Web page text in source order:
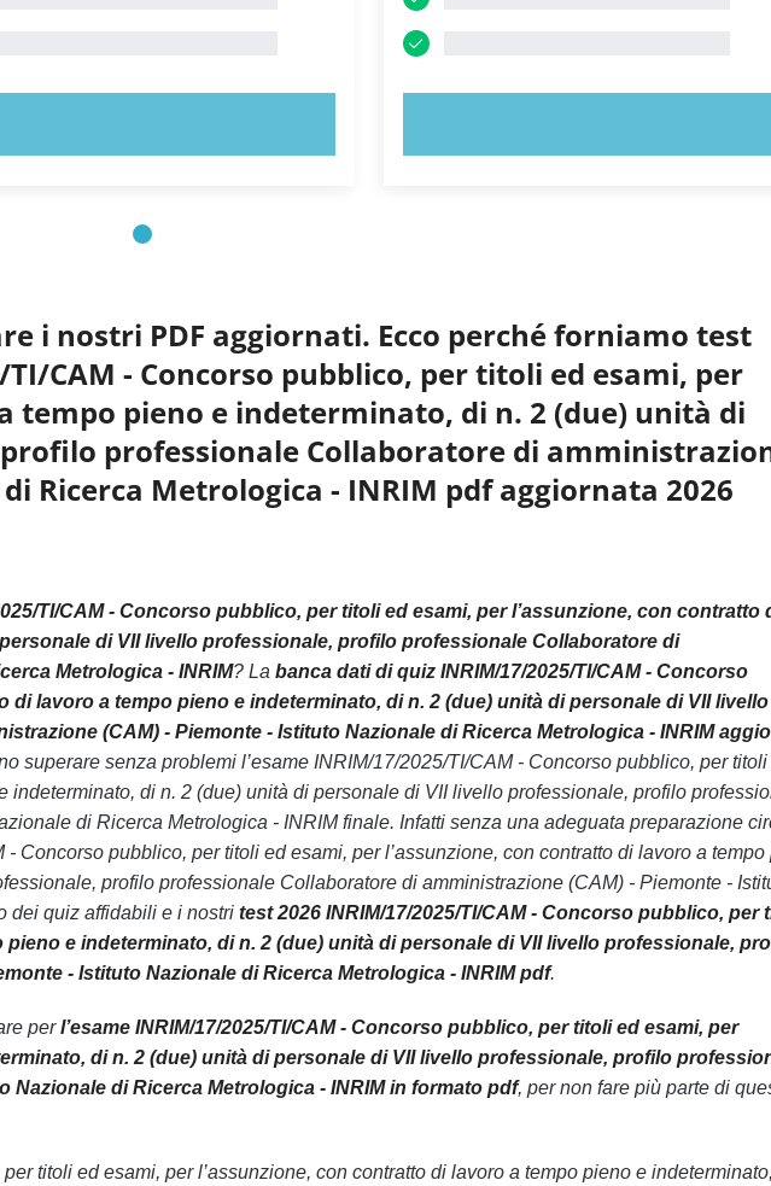
i nostri PDF aggiornati. Ecco perché forniamo test
CAM - Concorso pubblico, per titoli ed esami, per
tempo pieno e indeterminato, di n. 2 (due) unità di
professionale Collaboratore di
Ricerca Metrologica - INRIM pdf aggiornata 2026
TI/CAM - Concorso pubblico, per titoli ed esami, per l’assunzione, con contratto
di VII livello professionale, profilo professionale Collaboratore di
Metrologica - INRIM? La banca dati di quiz INRIM/17/2025/TI/CAM - Concorso
lavoro a tempo pieno e indeterminato, di n. 2 (due) unità di personale di VII livello
(CAM) - Piemonte - Istituto Nazionale di Ricerca Metrologica - INRIM
superare senza problemi l’esame INRIM/17/2025/TI/CAM - Concorso pubblico, per titoli
indeterminato, di n. 2 (due) unità di personale di VII livello professionale, profilo
di Ricerca Metrologica - INRIM finale. Infatti senza una adeguata preparazione
Concorso pubblico, per titoli ed esami, per l’assunzione, con contratto di lavoro a tempo
profilo professionale Collaboratore di amministrazione (CAM) - Piemonte -
dei quiz affidabili e i nostri test 2026 INRIM/17/2025/TI/CAM - Concorso pubblico, per
e indeterminato, di n. 2 (due) unità di personale di VII livello professionale,
- Istituto Nazionale di Ricerca Metrologica - INRIM pdf.
perl’esame INRIM/17/2025/TI/CAM - Concorso pubblico, per titoli ed esami, per
di n. 2 (due) unità di personale di VII livello professionale, profilo
di Ricerca Metrologica - INRIM in formato pdf, per non fare più parte di
titoli ed esami, per l’assunzione, con contratto di lavoro a tempo pieno e